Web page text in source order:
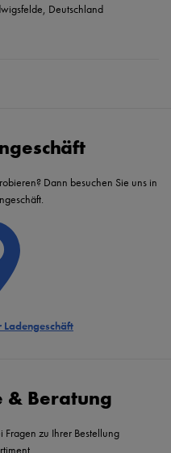
Deutschland
Dann besuchen Sie uns in
Ladengeschäft
& Beratung
zu Ihrer Bestellung